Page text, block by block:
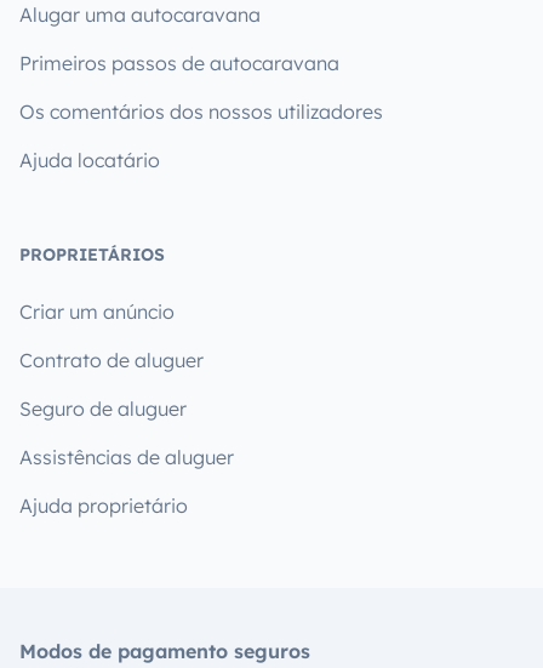
Alugar uma autocaravana
Primeiros passos de autocaravana
Os comentários dos nossos utilizadores
Ajuda locatário
PROPRIETÁRIOS
Criar um anúncio
Contrato de aluguer
Seguro de aluguer
Assistências de aluguer
Ajuda proprietário
Modos de pagamento seguros